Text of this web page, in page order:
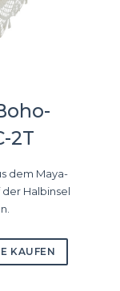
2T
dem Maya-
Halbinsel
KAUFEN